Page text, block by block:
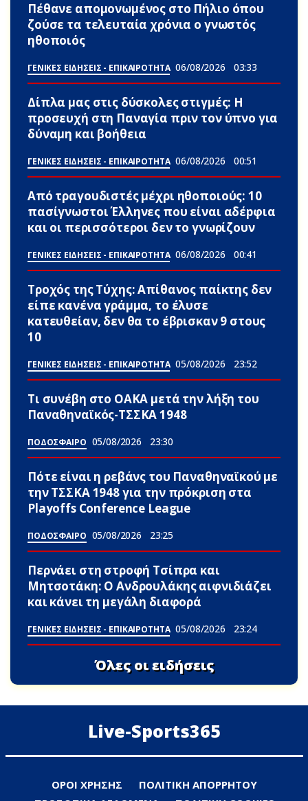
Πέθανε απομονωμένος στο Πήλιο όπου
ζούσε τα τελευταία χρόνια ο γνωστός
ηθοποιός
ΓΕΝΙΚΕΣ ΕΙΔΗΣΕΙΣ - ΕΠΙΚΑΙΡΟΤΗΤΑ 06/08/2026 03:33
Δίπλα μας στις δύσκολες στιγμές: Η
προσευχή στη Παναγία πριν τον ύπνο για
δύναμη και βοήθεια
ΓΕΝΙΚΕΣ ΕΙΔΗΣΕΙΣ - ΕΠΙΚΑΙΡΟΤΗΤΑ 06/08/2026 00:51
Από τραγουδιστές μέχρι ηθοποιούς: 10
πασίγνωστοι Έλληνες που είναι αδέpφια
και οι περισσότεροι δεν το γνωρίζουν
ΓΕΝΙΚΕΣ ΕΙΔΗΣΕΙΣ - ΕΠΙΚΑΙΡΟΤΗΤΑ 06/08/2026 00:41
Τροχός της Τύχης: Απίθανος παίκτης δεν
είπε κανένα γράμμα, το έλυσε
κατευθείαν, δεν θα το έβρισκαν 9 στους
10
ΓΕΝΙΚΕΣ ΕΙΔΗΣΕΙΣ - ΕΠΙΚΑΙΡΟΤΗΤΑ 05/08/2026 23:52
Τι συνέβη στο ΟΑΚΑ μετά την λήξη του
Παναθηναϊκός-ΤΣΣΚΑ 1948
ΠΟΔΟΣΦΑΙΡΟ 05/08/2026 23:30
Πότε είναι η ρεβάνς του Παναθηναϊκού με
την ΤΣΣΚΑ 1948 για την πρόκριση στα
Playoffs Conference League
ΠΟΔΟΣΦΑΙΡΟ 05/08/2026 23:25
Περνάει στη στροφή Τσίπρα και
Μητσοτάκη: Ο Ανδρουλάκης αιφνιδιάζει
και κάνει τη μεγάλη διαφορά
ΓΕΝΙΚΕΣ ΕΙΔΗΣΕΙΣ - ΕΠΙΚΑΙΡΟΤΗΤΑ 05/08/2026 23:24
Όλες οι ειδήσεις
Live-Sports365
ΟΡΟΙ ΧΡΗΣΗΣ
ΠΟΛΙΤΙΚΗ ΑΠΟΡΡΗΤΟΥ